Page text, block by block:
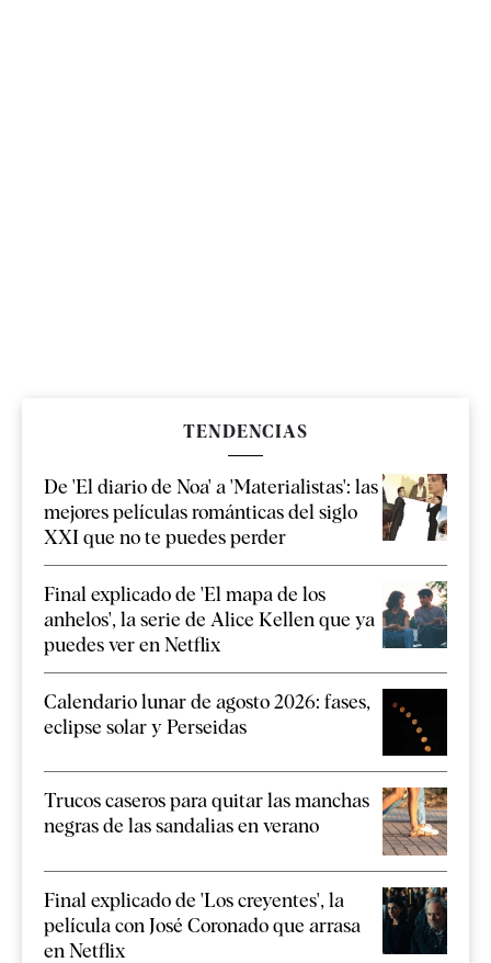
TENDENCIAS
De 'El diario de Noa' a 'Materialistas': las
mejores películas románticas del siglo
XXI que no te puedes perder
Final explicado de 'El mapa de los
anhelos', la serie de Alice Kellen que ya
puedes ver en Netflix
Calendario lunar de agosto 2026: fases,
eclipse solar y Perseidas
Trucos caseros para quitar las manchas
negras de las sandalias en verano
Final explicado de 'Los creyentes', la
película con José Coronado que arrasa
en Netflix